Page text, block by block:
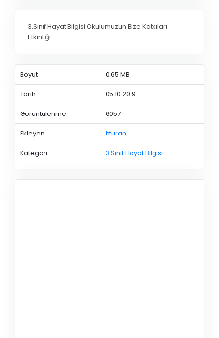
3.Sınıf Hayat Bilgisi Okulumuzun Bize Katkıları
Etkinliği
Boyut 0.65 MB
Tarih 05.10.2019
Görüntülenme 6057
Ekleyen hturan
Kategori 3.Sınıf Hayat Bilgisi